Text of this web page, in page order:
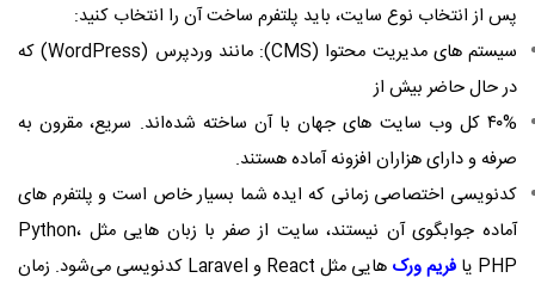
پس از انتخاب نوع سایت، باید پلتفرم ساخت آن را انتخاب کنید:
سیستم‌ های مدیریت محتوا (CMS): مانند وردپرس (WordPress) که
در حال حاضر بیش از
۴۰% کل وب‌ سایت ‌های جهان با آن ساخته شده‌اند. سریع، مقرون ‌به‌
صرفه و دارای هزاران افزونه آماده هستند.
کدنویسی اختصاصی زمانی که ایده شما بسیار خاص است و پلتفرم‌ های
آماده جوابگوی آن نیستند، سایت از صفر با زبان‌ هایی مثل Python،
PHP یا
فریم‌ ورک‌ هایی مثل React و Laravel کدنویسی می‌شود. زمان